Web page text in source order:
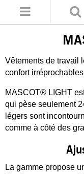
Vêtements de travail
confort
MASCOT® LIGHT
qui pèse seulement
légers sont
comme à côté des
La gamme propose